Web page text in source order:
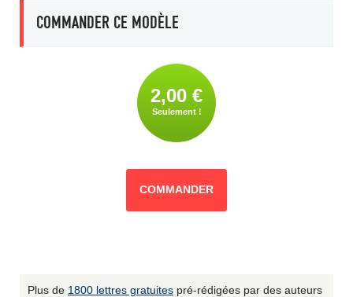
COMMANDER CE MODÈLE
2,00 €
Seulement !
COMMANDER
Plus de 1800 lettres gratuites pré-rédigées par des auteurs